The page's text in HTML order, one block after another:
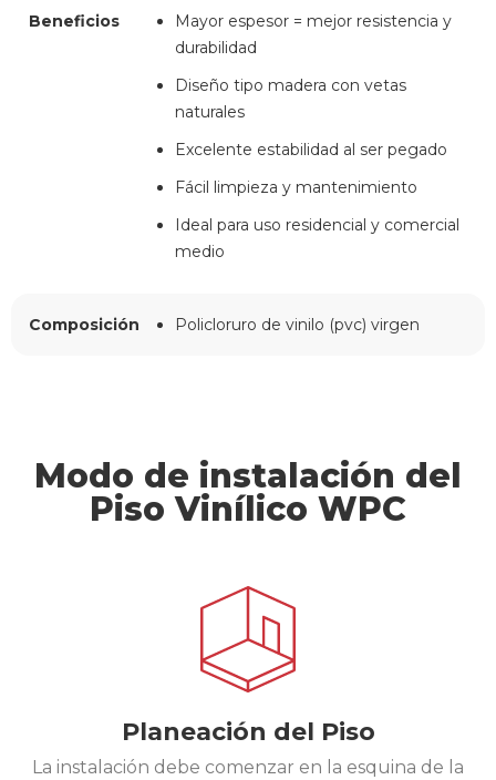
Beneficios
Mayor espesor = mejor resistencia y
durabilidad
Diseño tipo madera con vetas
naturales
Excelente estabilidad al ser pegado
Fácil limpieza y mantenimiento
Ideal para uso residencial y comercial
medio
Composición Policloruro de vinilo (pvc) virgen
Modo de instalación del
Piso Vinílico WPC
Planeación del Piso
La instalación debe comenzar en la esquina de la